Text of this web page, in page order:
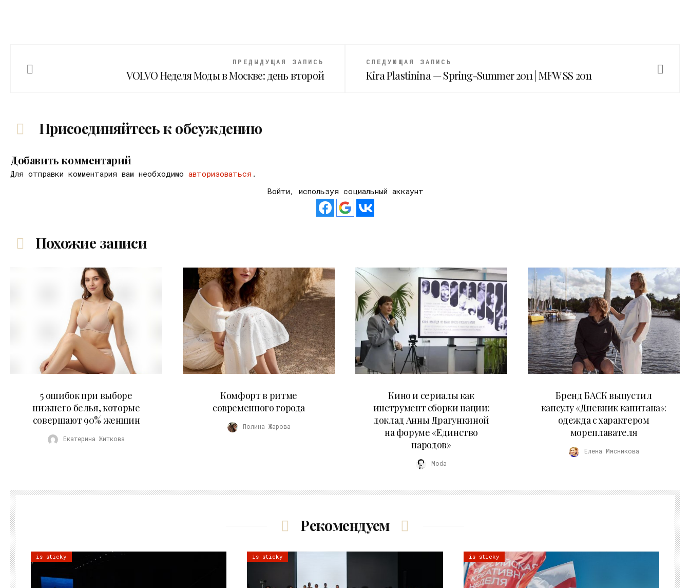
ПРЕДЫДУЩАЯ ЗАПИСЬ
VOLVO Неделя Моды в Москве: день второй
СЛЕДУЮЩАЯ ЗАПИСЬ
Kira Plastinina — Spring-Summer 2011 | MFW SS 2011
Присоединяйтесь к обсуждению
Добавить комментарий
Для отправки комментария вам необходимо авторизоваться .
Войти, используя социальный аккаунт
Похожие записи
5 ошибок при выборе
нижнего белья, которые
совершают 90% женщин
Екатерина Житкова
Комфорт в ритме
современного города
Полина Жарова
Кино и сериалы как
инструмент сборки нации:
доклад Анны Драгункиной
на форуме «Единство
народов»
Moda
Бренд БАСК выпустил
капсулу «Дневник капитана»:
одежда с характером
мореплавателя
Елена Мясникова
Рекомендуем
is sticky is sticky is sticky